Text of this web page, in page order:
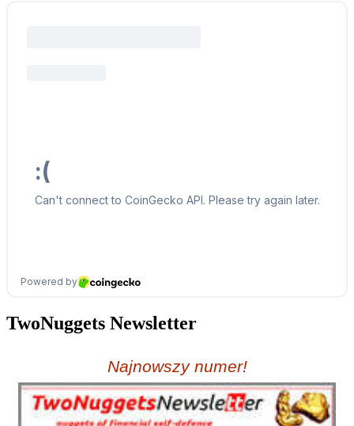
TwoNuggets Newsletter
Najnowszy numer!